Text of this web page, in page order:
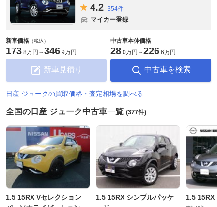
4.2 354件
マイカー登録
新車価格 （税込）
173 8万円 ～346 9万円
新車見積り
中古車本体価格
28 0万円 ～226 6万円
中古車を検索
日産 ジュークの買取価格・査定相場を調べる
全国の日産 ジューク中古車一覧 (377件)
1.5 15RX Vセレクション
1.5 15RX シンプルパッケ
1.5 15RX